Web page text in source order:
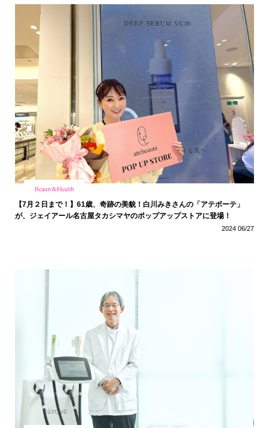
【7月２日まで！】61歳、奇跡の美貌！白川みきさんの「アテボーテ」
が、ジェイアール名古屋タカシマヤのポップアップストアに登場！
2024 06/27